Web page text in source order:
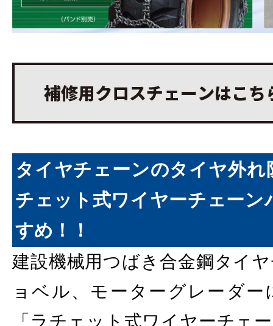
タイヤチェーンのタイヤ外れ
チェット式ワイヤーチェーン
すめ！！
建設機械用つばき合金鋼タイ
ョベル、モーターグレーダ
「ラチェット式ワイヤーチェ